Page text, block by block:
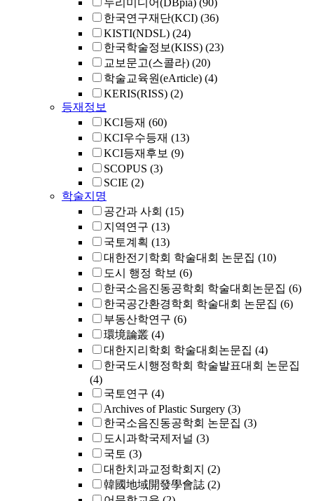
누리미디어(DBpia) (90)
한국연구재단(KCI) (36)
KISTI(NDSL) (24)
한국학술정보(KISS) (23)
교보문고(스콜라) (20)
학술교육원(eArticle) (4)
KERIS(RISS) (2)
등재정보
KCI등재 (60)
KCI우수등재 (13)
KCI등재후보 (9)
SCOPUS (3)
SCIE (2)
학술지명
공간과 사회 (15)
지역연구 (13)
국토계획 (13)
대한전기학회 학술대회 논문집 (10)
도시 행정 학보 (6)
한국소음진동공학회 학술대회논문집 (6)
한국공간환경학회 학술대회 논문집 (6)
부동산학연구 (6)
環境論叢 (4)
대한지리학회 학술대회논문집 (4)
한국도시행정학회 학술발표대회 논문집
(4)
국토연구 (4)
Archives of Plastic Surgery (3)
한국소음진동공학회 논문집 (3)
도시과학국제저널 (3)
국토 (3)
대한치과교정학회지 (2)
韓國地域開發學會誌 (2)